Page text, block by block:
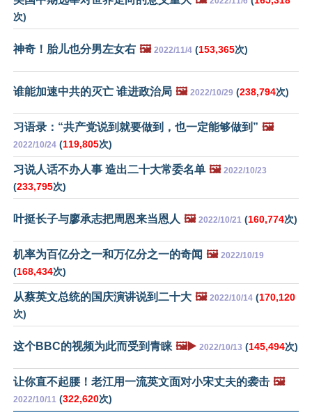
次)
神奇！胎儿也分男左女右 🖼️ 2022/11/4 (153,365次)
谁能加速中共的灭亡 谁进政治局 🖼️ 2022/10/29 (238,794次)
习语录：“共产党说到就要做到，也一定能够做到” 🖼️
2022/10/24 (119,805次)
习说人话不办人事 造出二十大常委名单 🖼️ 2022/10/23
(233,795次)
叶挺长子与廖承志把周恩来当恩人 🖼️ 2022/10/21 (160,774次)
机率为百亿分之一和万亿分之一的奇闻 🖼️ 2022/10/19
(168,434次)
从蔡英文总统的国庆演讲说到二十大 🖼️ 2022/10/14 (170,120
次)
这个BBC的视频为此而受到青睐 🖼️▶️ 2022/10/13 (145,494次)
让你直不起腰！老江用一流英文面对小宋丈夫的袭击 🖼️
2022/10/11 (322,620次)